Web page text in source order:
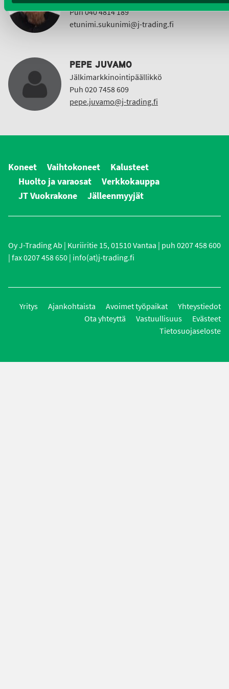
Puh 040 4814 189
etunimi.sukunimi@j-trading.fi
PEPE JUVAMO
Jälkimarkkinointipäällikkö
Puh 020 7458 609
pepe.juvamo@j-trading.fi
Koneet Vaihtokoneet
Kalusteet
Huolto ja varaosat
Verkkokauppa
JT Vuokrakone
Jälleenmyyjät
Oy J-Trading Ab | Kuriiritie 15, 01510 Vantaa | puh 0207 458 600
| fax 0207 458 650 | info(at)j-trading.fi
Yritys Ajankohtaista Avoimet työpaikat
Yhteystiedot
Ota yhteyttä
Vastuullisuus
Evästeet
Tietosuojaseloste